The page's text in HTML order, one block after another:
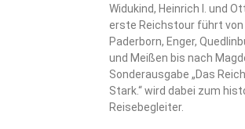
Widukind, Heinrich I. und
erste Reichstour führt von
Paderborn, Enger,
und Meißen bis nach
Sonderausgabe „Das
Stark.“ wird dabei zum
Reisebegleiter.